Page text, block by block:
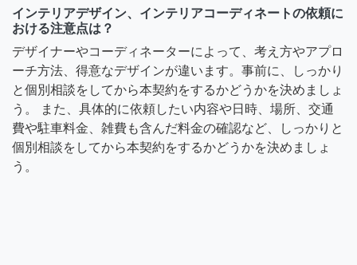
インテリアデザイン、インテリアコーディネートの依頼に
おける注意点は？
デザイナーやコーディネーターによって、考え方やアプロ
ーチ方法、得意なデザインが違います。事前に、しっかり
と個別相談をしてから本契約をするかどうかを決めましょ
う。 また、具体的に依頼したい内容や日時、場所、交通
費や駐車料金、雑費も含んだ料金の確認など、しっかりと
個別相談をしてから本契約をするかどうかを決めましょ
う。